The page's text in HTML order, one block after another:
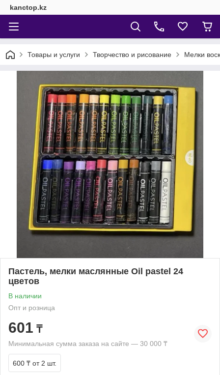
kanctop.kz
Товары и услуги Творчество и рисование Мелки
Пастель, мелки маслянные Oil pastel 24
цветов
В наличии
Опт и розница
601 ₸
Минимальная сумма заказа на сайте — 30 000 ₸
600 ₸ от 2 шт.